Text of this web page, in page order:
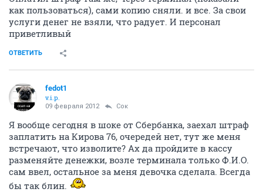
как пользоваться), сами копию сняли. и все. За свои
услуги денег не взяли, что радует. И персонал
приветливый
ОТВЕТИТЬ
fedot1
v.i.p.
09 февраля 2012 Сок
Я вообще сегодня в шоке от Сбербанка, заехал штраф
заплатить на Кирова 76, очередей нет, тут же меня
встречают, что изволите? Ах да пройдите в кассу
разменяйте денежки, возле терминала только Ф.И.О.
сам ввел, остальное за меня девочка сделала. Всегда
бы так блин.